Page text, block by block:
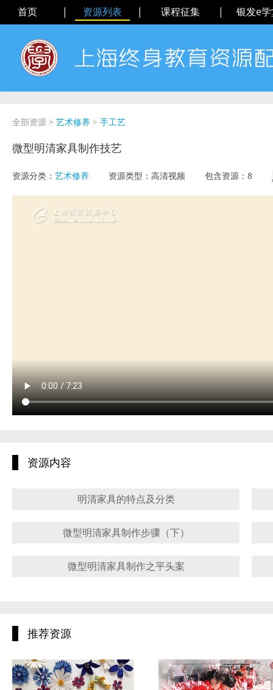
首页 | 资源列表 | 课程征集 | 银发e
全部资源 > 艺术修养 > 手工艺
微型明清家具制作技艺
资源分类： 艺术修养 资源类型： 高清视频 包含资源： 8
资源内容
明清家具的特点及分类
微型明清家具制作步骤（下）
微型明清家具制作之平头案
推荐资源